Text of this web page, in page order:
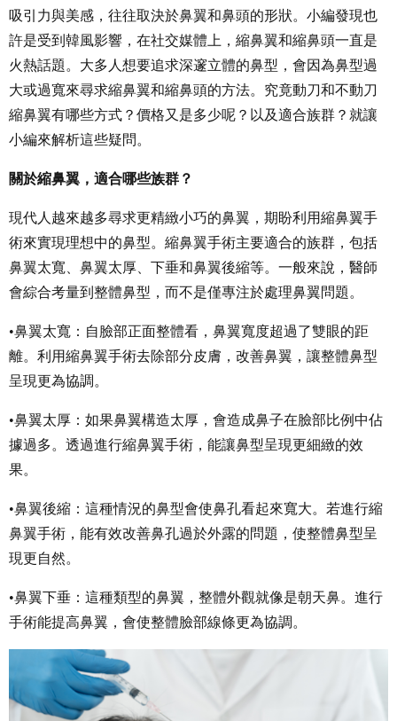
吸引力與美感，往往取決於鼻翼和鼻頭的形狀。小編發現也
許是受到韓風影響，在社交媒體上，縮鼻翼和縮鼻頭一直是
火熱話題。大多人想要追求深邃立體的鼻型，會因為鼻型過
大或過寬來尋求縮鼻翼和縮鼻頭的方法。究竟動刀和不動刀
縮鼻翼有哪些方式？價格又是多少呢？以及適合族群？就讓
小編來解析這些疑問。
關於縮鼻翼，適合哪些族群？
現代人越來越多尋求更精緻小巧的鼻翼，期盼利用縮鼻翼手
術來實現理想中的鼻型。縮鼻翼手術主要適合的族群，包括
鼻翼太寬、鼻翼太厚、下垂和鼻翼後縮等。一般來說，醫師
會綜合考量到整體鼻型，而不是僅專注於處理鼻翼問題。
•鼻翼太寬：自臉部正面整體看，鼻翼寬度超過了雙眼的距
離。利用縮鼻翼手術去除部分皮膚，改善鼻翼，讓整體鼻型
呈現更為協調。
•鼻翼太厚：如果鼻翼構造太厚，會造成鼻子在臉部比例中佔
據過多。透過進行縮鼻翼手術，能讓鼻型呈現更細緻的效
果。
•鼻翼後縮：這種情況的鼻型會使鼻孔看起來寬大。若進行縮
鼻翼手術，能有效改善鼻孔過於外露的問題，使整體鼻型呈
現更自然。
•鼻翼下垂：這種類型的鼻翼，整體外觀就像是朝天鼻。進行
手術能提高鼻翼，會使整體臉部線條更為協調。